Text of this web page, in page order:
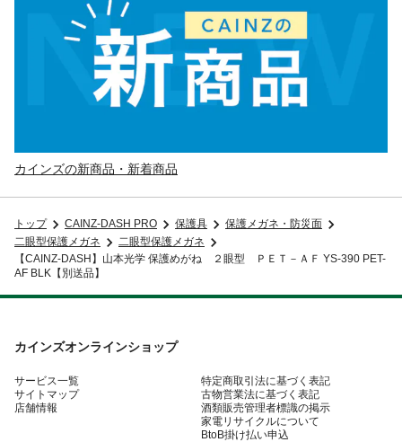
カインズの新商品・新着商品
トップ CAINZ-DASH PRO 保護具
保護メガネ・防災面
二眼型保護メガネ
二眼型保護メガネ
【CAINZ-DASH】山本光学 保護めがね ２眼型 ＰＥＴ－ＡＦ YS-390 PET-
AF BLK【別送品】
カインズオンラインショップ
サービス一覧
サイトマップ
店舗情報
特定商取引法に基づく表記
古物営業法に基づく表記
酒類販売管理者標識の掲示
家電リサイクルについて
BtoB掛け払い申込